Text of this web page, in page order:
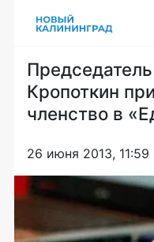
Кропоткин
членство в
26 июня 2013, 11:59